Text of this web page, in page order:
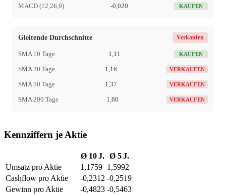
MACD (12,26,9) -0,020 KAUFEN
Gleitende Durchschnitte Verkaufen
SMA 10 Tage 1,11 KAUFEN
SMA 20 Tage 1,16 VERKAUFEN
SMA 50 Tage 1,37 VERKAUFEN
SMA 200 Tage 1,60 VERKAUFEN
Kennziffern je Aktie
Ø 10 J. Ø 5 J.
Umsatz pro Aktie
1,1759 1,5992
Cashflow pro Aktie
-0,2312 -0,2519
Gewinn pro Aktie
-0,4823 -0,5463